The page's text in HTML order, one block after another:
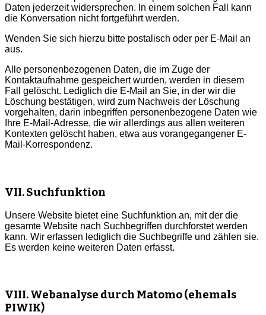
Daten jederzeit widersprechen. In einem solchen Fall kann
die Konversation nicht fortgeführt werden.
Wenden Sie sich hierzu bitte postalisch oder per E-Mail an
aus.
Alle personenbezogenen Daten, die im Zuge der
Kontaktaufnahme gespeichert wurden, werden in diesem
Fall gelöscht. Lediglich die E-Mail an Sie, in der wir die
Löschung bestätigen, wird zum Nachweis der Löschung
vorgehalten, darin inbegriffen personenbezogene Daten wie
Ihre E-Mail-Adresse, die wir allerdings aus allen weiteren
Kontexten gelöscht haben, etwa aus vorangegangener E-
Mail-Korrespondenz.
VII. Suchfunktion
Unsere Website bietet eine Suchfunktion an, mit der die
gesamte Website nach Suchbegriffen durchforstet werden
kann. Wir erfassen lediglich die Suchbegriffe und zählen sie.
Es werden keine weiteren Daten erfasst.
VIII. Webanalyse durch Matomo (ehemals
PIWIK)